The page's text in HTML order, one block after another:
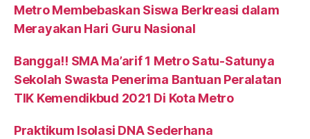
Metro Membebaskan Siswa Berkreasi dalam
Merayakan Hari Guru Nasional
Bangga!! SMA Ma’arif 1 Metro Satu-Satunya
Sekolah Swasta Penerima Bantuan Peralatan
TIK Kemendikbud 2021 Di Kota Metro
Praktikum Isolasi DNA Sederhana